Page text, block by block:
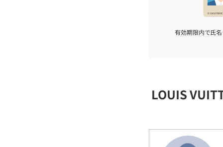
有効期限内で氏名
LOUIS